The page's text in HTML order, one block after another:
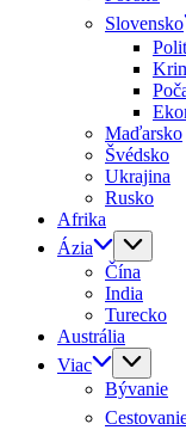
Slovensko
Maďarsko
Švédsko
Ukrajina
Rusko
Afrika
Ázia
Čína
India
Turecko
Austrália
Viac
Bývanie